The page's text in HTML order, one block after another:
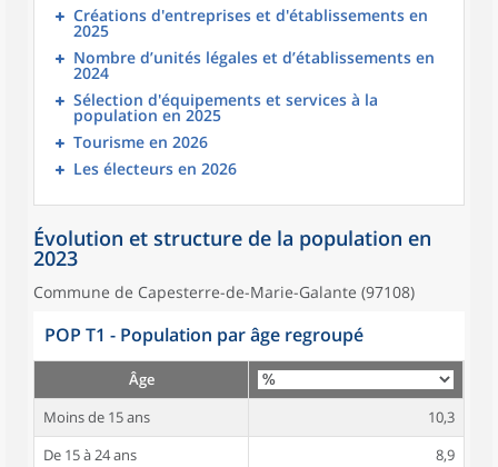
Créations d'entreprises et d'établissements en
2025
Nombre d’unités légales et d’établissements en
2024
Sélection d'équipements et services à la
population en 2025
Tourisme en 2026
Les électeurs en 2026
Évolution et structure de la population en
2023
Commune de Capesterre-de-Marie-Galante (97108)
POP T1 - Population par âge regroupé
Âge
Moins de 15 ans
10,3
De 15 à 24 ans
8,9